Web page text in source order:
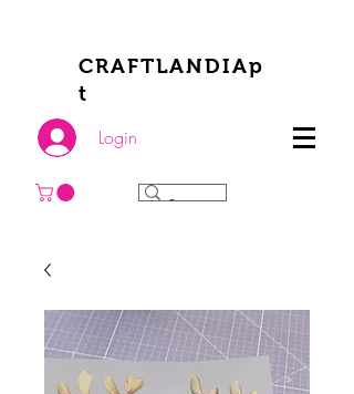
CRAFTLANDIAp
t
Login